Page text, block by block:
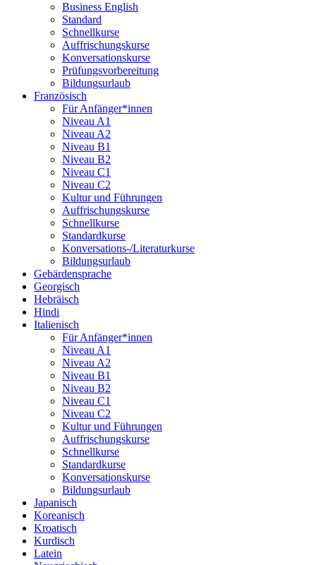
Business English
Standard
Schnellkurse
Auffrischungskurse
Konversationskurse
Prüfungsvorbereitung
Bildungsurlaub
Französisch
Für Anfänger*innen
Niveau A1
Niveau A2
Niveau B1
Niveau B2
Niveau C1
Niveau C2
Kultur und Führungen
Auffrischungskurse
Schnellkurse
Standardkurse
Konversations-/Literaturkurse
Bildungsurlaub
Gebärdensprache
Georgisch
Hebräisch
Hindi
Italienisch
Für Anfänger*innen
Niveau A1
Niveau A2
Niveau B1
Niveau B2
Niveau C1
Niveau C2
Kultur und Führungen
Auffrischungskurse
Schnellkurse
Standardkurse
Konversationskurse
Bildungsurlaub
Japanisch
Koreanisch
Kroatisch
Kurdisch
Latein